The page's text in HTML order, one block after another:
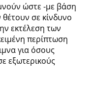
ώστε -με βάση
σε κίνδυνο
εκτέλεση των
περίπτωση
για όσους
εξωτερικούς